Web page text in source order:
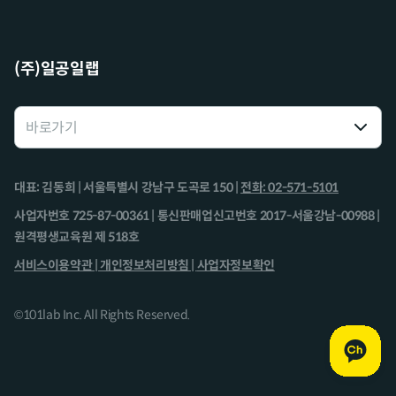
(주)일공일랩
대표: 김동희 | 서울특별시 강남구 도곡로 150 | 전화: 02-571-5101
사업자번호 725-87-00361 | 통신판매업신고번호 2017-서울강남-00988 |
원격평생교육원 제 518호
서비스이용약관 | 개인정보처리방침 | 사업자정보확인
©101lab Inc. All Rights Reserved.